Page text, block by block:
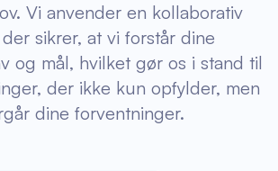
Vi anvender en kollaborativ
sikrer, at vi forstår dine
og mål, hvilket gør os i stand til
der ikke kun opfylder, men
dine forventninger.